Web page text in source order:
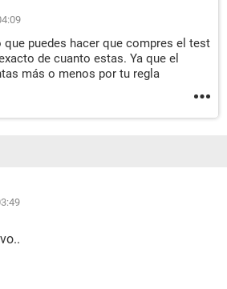
que puedes hacer que compres el test
de cuanto estas. Ya que el
más o menos por tu regla